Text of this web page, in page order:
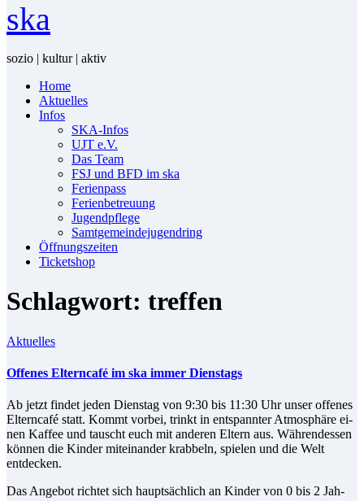
ska
sozio | kultur | aktiv
Home
Ak­tu­el­les
In­fos
SKA-In­fos
UJT e.V.
Das Team
FSJ und BFD im ska
Fe­ri­en­pass
Fe­ri­en­be­treu­ung
Ju­gend­pfle­ge
Samt­ge­mein­de­ju­gend­ring
Öff­nungs­zei­ten
Ti­cket­shop
Schlagwort: treffen
Aktuelles
Of­fe­nes Eltern­ca­fé im ska im­mer Dienstags
Ab jetzt fin­det je­den Diens­tag von 9:30 bis 11:30 Uhr un­ser of­fe­nes
Eltern­ca­fé statt. Kommt vor­bei, trinkt in ent­spann­ter At­mo­sphä­re ei­
nen Kaf­fee und tauscht euch mit an­de­ren El­tern aus. Wäh­ren­des­sen
kön­nen die Kin­der mit­ein­an­der krab­beln, spie­len und die Welt
entdecken.
Das An­ge­bot rich­tet sich haupt­säch­lich an Kin­der von 0 bis 2 Jah­